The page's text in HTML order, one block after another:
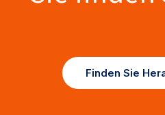
Finden Sie